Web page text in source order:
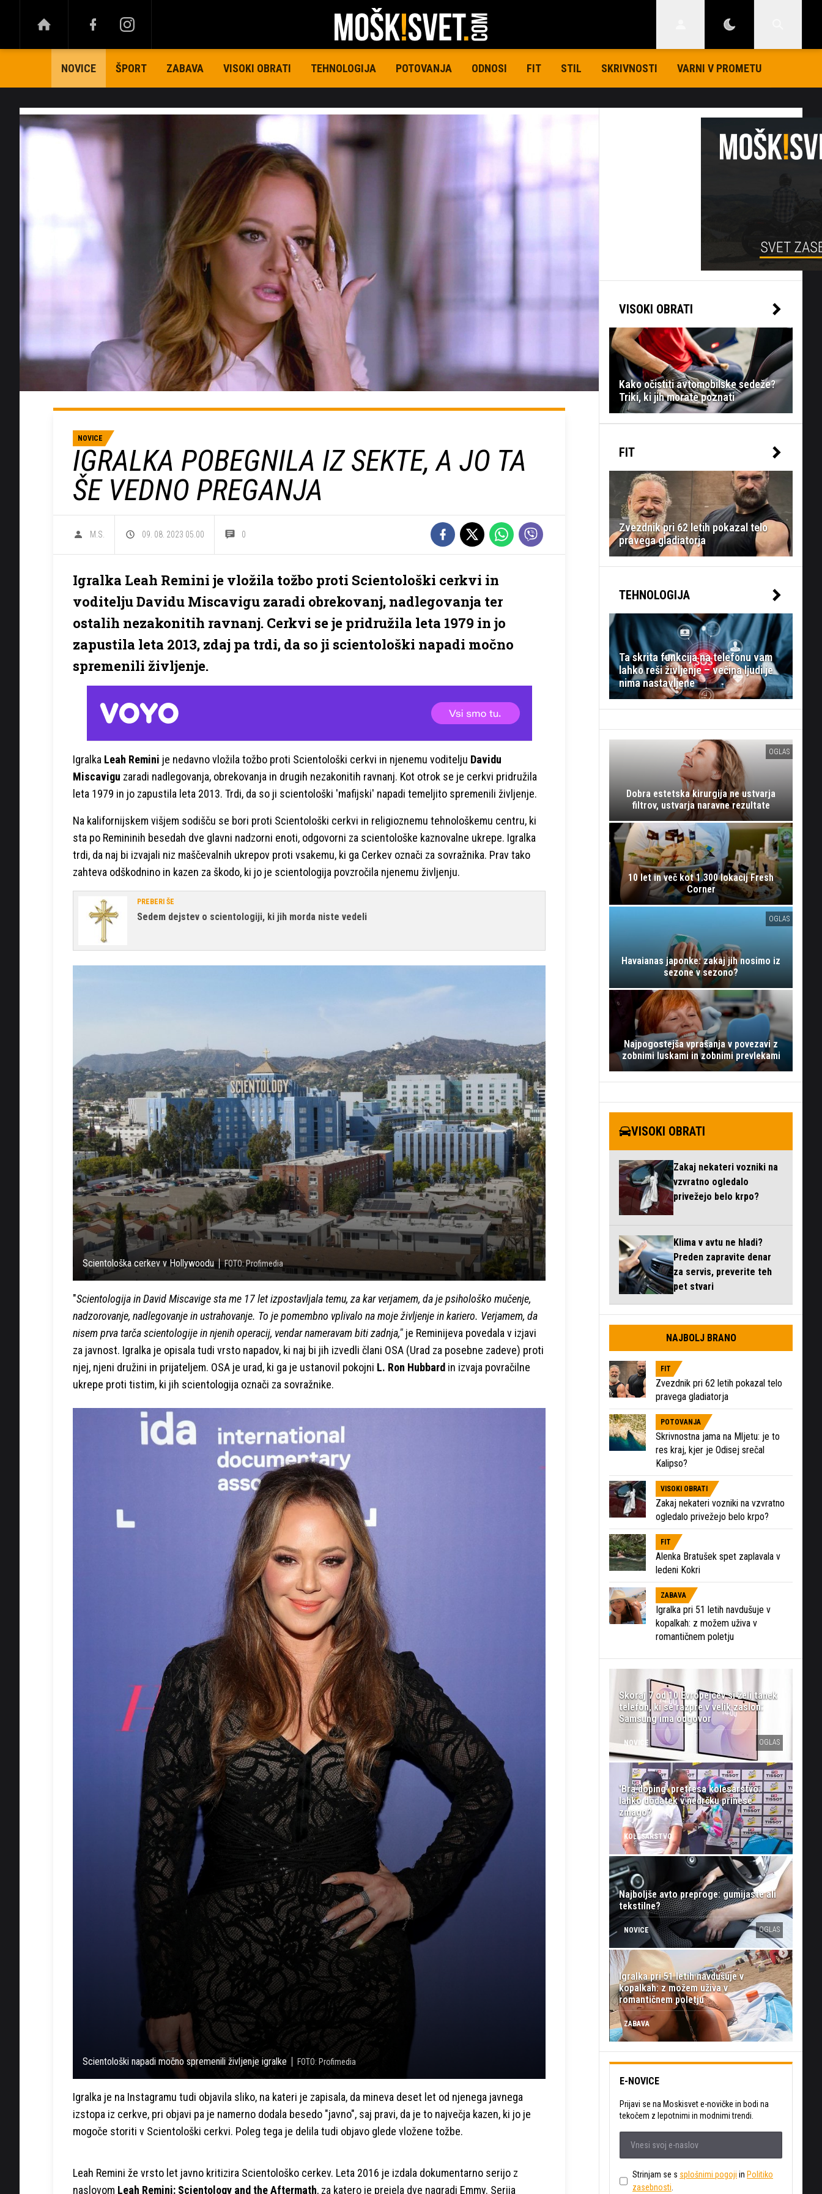
NOVICE ŠPORT ZABAVA VISOKI OBRATI TEHNOLOGIJA POTOVANJA ODNOSI FIT STIL SKRIVNOSTI VARNI V PROMETU
NOVICE
IGRALKA POBEGNILA IZ SEKTE, A JO TA
ŠE VEDNO PREGANJA
M.S. 09. 08. 2023 05.00 0
Igralka Leah Remini je vložila tožbo proti Scientološki cerkvi in
voditelju Davidu Miscavigu zaradi obrekovanj, nadlegovanja ter
ostalih nezakonitih ravnanj. Cerkvi se je pridružila leta 1979 in jo
zapustila leta 2013, zdaj pa trdi, da so ji scientološki napadi močno
spremenili življenje.
Igralka Leah Remini je nedavno vložila tožbo proti Scientološki cerkvi in njenemu voditelju Davidu
Miscavigu zaradi nadlegovanja, obrekovanja in drugih nezakonitih ravnanj. Kot otrok se je cerkvi pridružila
leta 1979 in jo zapustila leta 2013. Trdi, da so ji scientološki 'mafijski' napadi temeljito spremenili življenje.
Na kalifornijskem višjem sodišču se bori proti Scientološki cerkvi in religioznemu tehnološkemu centru, ki
sta po Remininih besedah dve glavni nadzorni enoti, odgovorni za scientološke kaznovalne ukrepe. Igralka
trdi, da naj bi izvajali niz maščevalnih ukrepov proti vsakemu, ki ga Cerkev označi za sovražnika. Prav tako
zahteva odškodnino in kazen za škodo, ki jo je scientologija povzročila njenemu življenju.
PREBERI ŠE
Sedem dejstev o scientologiji, ki jih morda niste vedeli
Scientološka cerkev v Hollywoodu FOTO: Profimedia
"Scientologija in David Miscavige sta me 17 let izpostavljala temu, za kar verjamem, da je psihološko mučenje,
nadzorovanje, nadlegovanje in ustrahovanje. To je pomembno vplivalo na moje življenje in kariero. Verjamem, da
nisem prva tarča scientologije in njenih operacij, vendar nameravam biti zadnja," je Reminijeva povedala v izjavi
za javnost. Igralka je opisala tudi vrsto napadov, ki naj bi jih izvedli člani OSA (Urad za posebne zadeve) proti
njej, njeni družini in prijateljem. OSA je urad, ki ga je ustanovil pokojni L. Ron Hubbard in izvaja povračilne
ukrepe proti tistim, ki jih scientologija označi za sovražnike.
Scientološki napadi močno spremenili življenje igralke FOTO: Profimedia
Igralka je na Instagramu tudi objavila sliko, na kateri je zapisala, da mineva deset let od njenega javnega
izstopa iz cerkve, pri objavi pa je namerno dodala besedo "javno", saj pravi, da je to največja kazen, ki jo je
mogoče storiti v Scientološki cerkvi. Poleg tega je delila tudi objavo glede vložene tožbe.
Leah Remini že vrsto let javno kritizira Scientološko cerkev. Leta 2016 je izdala dokumentarno serijo z
naslovom Leah Remini: Scientology and the Aftermath, za katero je prejela dve nagradi Emmy. Serija
VISOKI OBRATI
Kako očistiti avtomobilske sedeže?
Triki, ki jih morate poznati
FIT
Zvezdnik pri 62 letih pokazal telo
pravega gladiatorja
TEHNOLOGIJA
Ta skrita funkcija na telefonu vam
lahko reši življenje – večina ljudi je
nima nastavljene
OGLAS
Dobra estetska kirurgija ne ustvarja
filtrov, ustvarja naravne rezultate
10 let in več kot 1.300 lokacij Fresh
Corner
OGLAS
Havaianas japonke: zakaj jih nosimo iz
sezone v sezono?
Najpogostejša vprašanja v povezavi z
zobnimi luskami in zobnimi prevlekami
VISOKI OBRATI
Zakaj nekateri vozniki na
vzvratno ogledalo
privežejo belo krpo?
Klima v avtu ne hladi?
Preden zapravite denar
za servis, preverite teh
pet stvari
NAJBOLJ BRANO
FIT
Zvezdnik pri 62 letih pokazal telo
pravega gladiatorja
POTOVANJA
Skrivnostna jama na Mljetu: je to
res kraj, kjer je Odisej srečal
Kalipso?
VISOKI OBRATI
Zakaj nekateri vozniki na vzvratno
ogledalo privežejo belo krpo?
FIT
Alenka Bratušek spet zaplavala v
ledeni Kokri
ZABAVA
Igralka pri 51 letih navdušuje v
kopalkah: z možem uživa v
romantičnem poletju
Skoraj 7 od 10 Evropejcev si želi tanek
telefon, ki se razpre v velik zaslon:
Samsung ima odgovor
NOVICE OGLAS
'Bra doping' pretresa kolesarstvo:
lahko dodatek v nedrčku prinese
zmago?
KOLESARSTVO
Najboljše avto preproge: gumijaste ali
tekstilne?
NOVICE OGLAS
Igralka pri 51 letih navdušuje v
kopalkah: z možem uživa v
romantičnem poletju
ZABAVA
E-NOVICE
Prijavi se na Moskisvet e-novičke in bodi na
tekočem z lepotnimi in modnimi trendi.
Strinjam se s splošnimi pogoji in Politiko
zasebnosti